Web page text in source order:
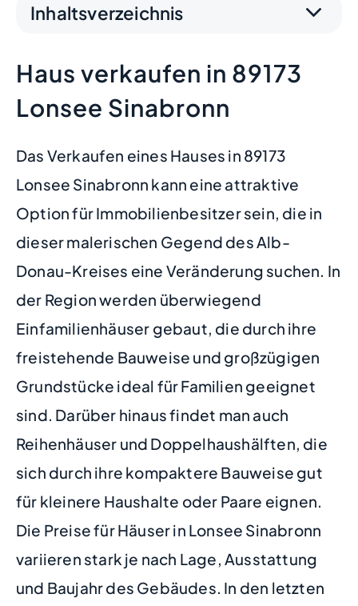
Inhaltsverzeichnis
Haus verkaufen in 89173
Lonsee Sinabronn
Das Verkaufen eines Hauses in 89173
Lonsee Sinabronn kann eine attraktive
Option für Immobilienbesitzer sein, die in
dieser malerischen Gegend des Alb-
Donau-Kreises eine Veränderung suchen. In
der Region werden überwiegend
Einfamilienhäuser gebaut, die durch ihre
freistehende Bauweise und großzügigen
Grundstücke ideal für Familien geeignet
sind. Darüber hinaus findet man auch
Reihenhäuser und Doppelhaushälften, die
sich durch ihre kompaktere Bauweise gut
für kleinere Haushalte oder Paare eignen.
Die Preise für Häuser in Lonsee Sinabronn
variieren stark je nach Lage, Ausstattung
und Baujahr des Gebäudes. In den letzten